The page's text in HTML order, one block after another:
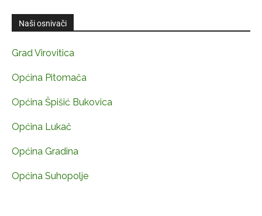
Naši osnivači
Grad Virovitica
Općina Pitomača
Općina Špišić Bukovica
Općina Lukač
Općina Gradina
Općina Suhopolje